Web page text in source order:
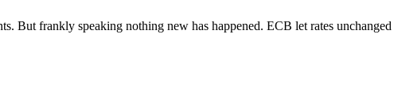
But frankly speaking nothing new has happened. ECB let rates